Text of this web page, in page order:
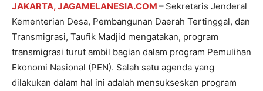
JAKARTA, JAGAMELANESIA.COM – Sekretaris Jenderal
Kementerian Desa, Pembangunan Daerah Tertinggal, dan
Transmigrasi, Taufik Madjid mengatakan, program
transmigrasi turut ambil bagian dalam program Pemulihan
Ekonomi Nasional (PEN). Salah satu agenda yang
dilakukan dalam hal ini adalah mensukseskan program